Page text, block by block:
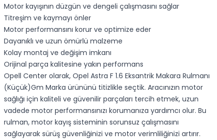
Motor kayışının düzgün ve dengeli çalışmasını sağlar
Titreşim ve kaymayı önler
Motor performansını korur ve optimize eder
Dayanıklı ve uzun ömürlü malzeme
Kolay montaj ve değişim imkanı
Orijinal parça kalitesine yakın performans
Opell Center olarak, Opel Astra F 1.6 Eksantrik Makara Rulmanı
(Küçük)Gm Marka ürününü titizlikle seçtik. Aracınızın motor
sağlığı için kaliteli ve güvenilir parçaları tercih etmek, uzun
vadede motor performansınızı korumanıza yardımcı olur. Bu
rulman, motor kayış sisteminin sorunsuz çalışmasını
sağlayarak sürüş güvenliğinizi ve motor verimliliğinizi artırır.